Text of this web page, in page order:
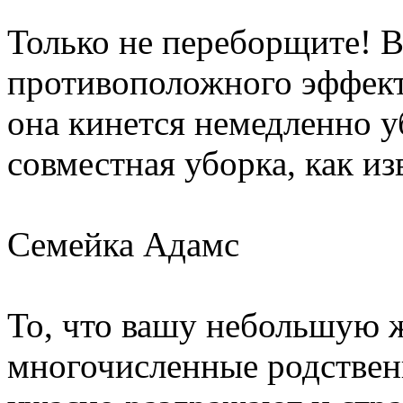
Только не переборщите!
противоположного
она кинется немедленно
совместная уборка, как
Семейка Адамс
То, что вашу небольшую
многочисленные